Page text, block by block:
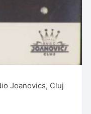
Joanovics, Cluj